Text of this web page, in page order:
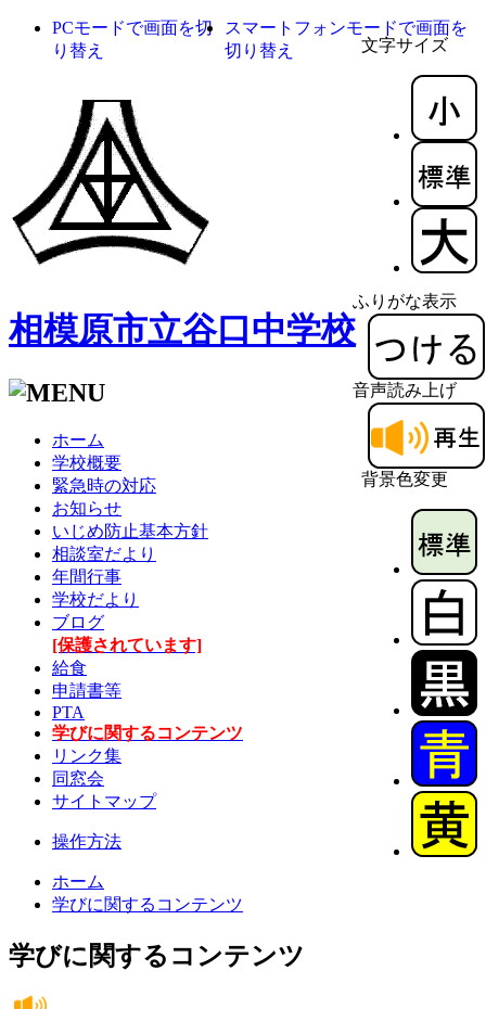
文字サイズ
ふりがな表示
音声読み上げ
背景色変更
PCモードで画面を切
り替え
スマートフォンモードで画面を
切り替え
相模原市立谷口中学校
ホーム
学校概要
緊急時の対応
お知らせ
いじめ防止基本方針
相談室だより
年間行事
学校だより
ブログ
[保護されています]
給食
申請書等
PTA
学びに関するコンテンツ
リンク集
同窓会
サイトマップ
操作方法
ホーム
学びに関するコンテンツ
学びに関するコンテンツ